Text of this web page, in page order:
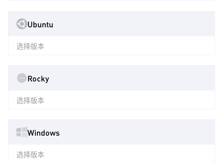
Ubuntu
选择版本
Rocky
选择版本
Windows
选择版本